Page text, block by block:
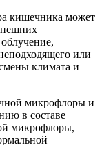
кишечника может
или
климата и
микрофлоры и
в составе
микрофлоры,